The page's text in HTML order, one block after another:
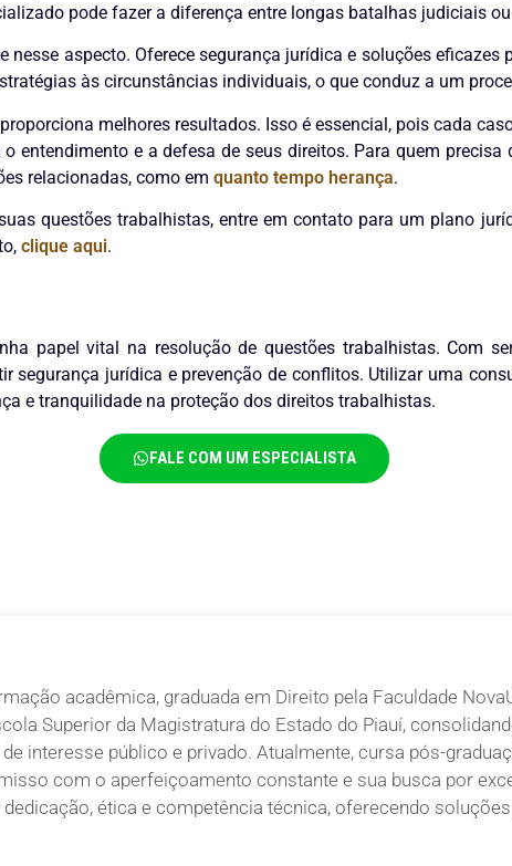
pode fazer a diferença entre longas batalhas judiciais
nesse aspecto. Oferece segurança jurídica e soluções
às circunstâncias individuais, o que conduz a um
melhores resultados. Isso é essencial, pois cada
entendimento e a defesa de seus direitos. Para quem
relacionadas, como em quanto tempo herança.
questões trabalhistas, entre em contato para um plano
clique aqui.
papel vital na resolução de questões trabalhistas. Com
segurança jurídica e prevenção de conflitos. Utilizar uma
e tranquilidade na proteção dos direitos trabalhistas.
FALE COM UM ESPECIALISTA
acadêmica, graduada em Direito pela Faculdade
Superior da Magistratura do Estado do Piauí,
interesse público e privado. Atualmente, cursa pós-
com o aperfeiçoamento constante e sua busca por
ética e competência técnica, oferecendo